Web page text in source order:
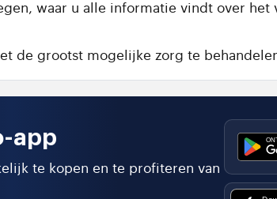
waar u alle informatie vindt over het
de grootst mogelijke zorg te
app
te kopen en te profiteren van